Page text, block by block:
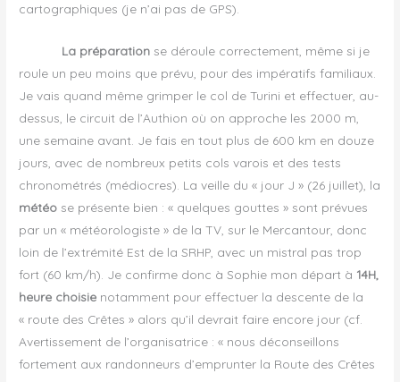
cartographiques (je n’ai pas de GPS).
La préparation se déroule correctement, même si je
roule un peu moins que prévu, pour des impératifs familiaux.
Je vais quand même grimper le col de Turini et effectuer, au-
dessus, le circuit de l’Authion où on approche les 2000 m,
une semaine avant. Je fais en tout plus de 600 km en douze
jours, avec de nombreux petits cols varois et des tests
chronométrés (médiocres). La veille du « jour J » (26 juillet), la
météo se présente bien : « quelques gouttes » sont prévues
par un « météorologiste » de la TV, sur le Mercantour, donc
loin de l’extrémité Est de la SRHP, avec un mistral pas trop
fort (60 km/h). Je confirme donc à Sophie mon départ à 14H,
heure choisie notamment pour effectuer la descente de la
« route des Crêtes » alors qu’il devrait faire encore jour (cf.
Avertissement de l’organisatrice : « nous déconseillons
fortement aux randonneurs d’emprunter la Route des Crêtes